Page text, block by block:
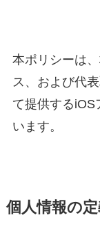
本ポリシーは
ス、および代
て提供するiOS
います。
個人情報の